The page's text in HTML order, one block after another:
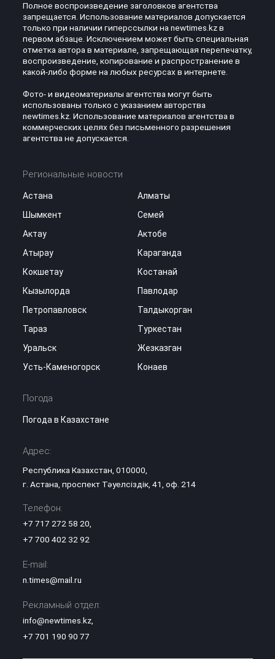
Полное воспроизведение заголовков агентства
запрещается. Использование материалов допускается
только при наличии гиперссылки на newtimes.kz в
первом абзаце. Исключением может быть специальная
отметка автора в материале, запрещающая перепечатку,
воспроизведение, копирование и распространение в
какой-либо форме на любых ресурсах в интернете.
Фото- и видеоматериалы агентства могут быть
использованы только с указанием авторства
newtimes.kz. Использование материалов агентства в
коммерческих целях без письменного разрешения
агентства не допускается.
Региональные новости
Астана
Алматы
Шымкент
Семей
Актау
Актобе
Атырау
Караганда
Кокшетау
Костанай
Кызылорда
Павлодар
Петропавловск
Талдыкорган
Тараз
Туркестан
Уральск
Жезказган
Усть-Каменогорск
Конаев
Погода
Погода в Казахстане
Адрес:
Республика Казахстан, 010000,
г. Астана, проспект Тәуелсіздік, 41, оф. 214
Телефон:
+7 717 272 58 20,
+7 700 402 32 92
E-mail:
n.times@mail.ru
Рекламный отдел:
info@newtimes.kz,
+7 701 190 90 77